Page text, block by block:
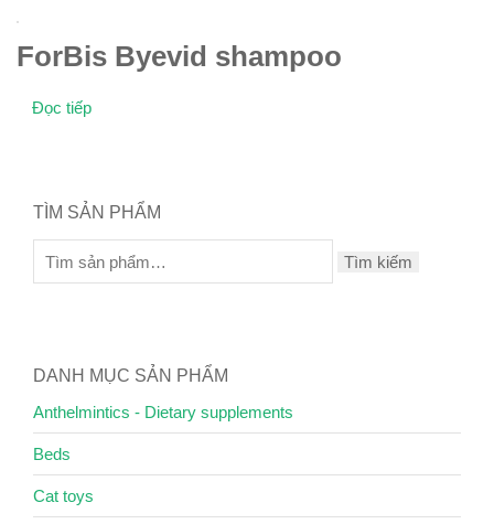
ForBis Byevid shampoo
Đọc tiếp
TÌM SẢN PHẨM
Tìm kiếm
DANH MỤC SẢN PHẨM
Anthelmintics - Dietary supplements
Beds
Cat toys